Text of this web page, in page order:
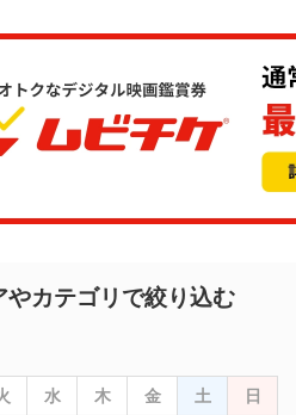
やカテゴリで絞り込む
水 木 金 土 日